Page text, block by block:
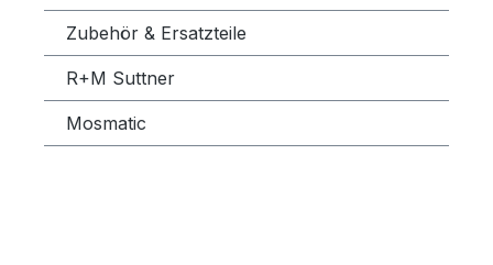
Zubehör & Ersatzteile
R+M Suttner
Mosmatic